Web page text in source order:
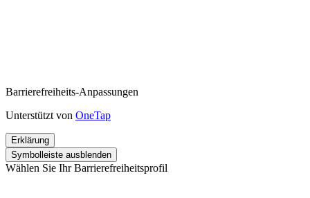
Barrierefreiheits-Anpassungen
Unterstützt von OneTap
Erklärung
Symbolleiste ausblenden
Wählen Sie Ihr Barrierefreiheitsprofil